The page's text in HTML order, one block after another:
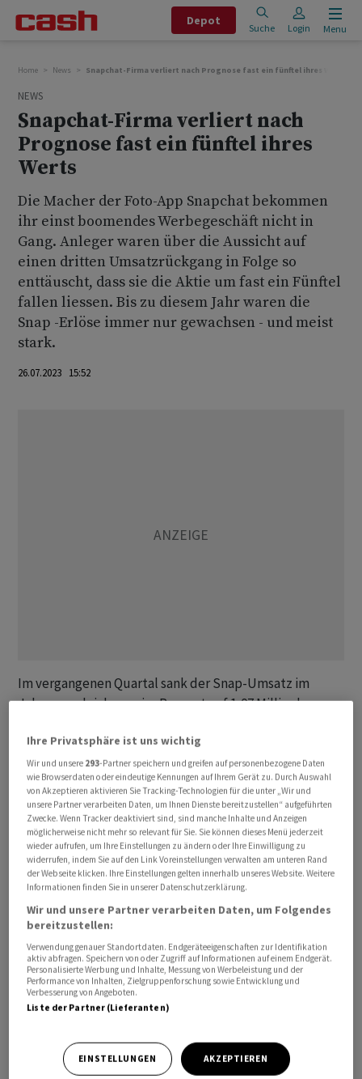
Depot
Suche Login Menu
Home News Snapchat-Firma verliert nach Prognose fast ein fünftel ihres Werts
NEWS
Snapchat-Firma verliert nach
Prognose fast ein fünftel ihres
Werts
Die Macher der Foto-App Snapchat bekommen
ihr einst boomendes Werbegeschäft nicht in
Gang. Anleger waren über die Aussicht auf
einen dritten Umsatzrückgang in Folge so
enttäuscht, dass sie die Aktie um fast ein Fünftel
fallen liessen. Bis zu diesem Jahr waren die
Snap -Erlöse immer nur gewachsen - und meist
stark.
26.07.2023 15:52
Im vergangenen Quartal sank der Snap-Umsatz im
Jahresvergleich um vier Prozent auf 1,07 Milliarden
Analysten - verfehlte sie jedoch mit der Prognose von
1,07 bis 1,13 Milliarden Dollar für das laufende Quartal.
Denn die Zahlen bedeuten allenfalls stagnierende
Erlöse. Die Aktie fiel im frühen US-Handel um 19
Prozent.
Snap wurde zuletzt vom allgemeinen Abschwung bei
Online-Werbung wegen Konjunktursorgen hart
getroffen. Google und der Facebook-Konzern Meta
kamen als Platzhirsche besser durch diese
Schwächephase. Unterm Strich gab es einen Verlust von
377 Millionen Dollar nach roten Zahlen von 422 Millionen
Dollar vor einem Jahr.
Schutz der Privatsphäre auf dem iPhone die Anzeigen-
Modelle vieler Apps durcheinander. App-Entwickler wie
Ihre Privatsphäre ist uns wichtig
Wir und unsere 293-Partner speichern und greifen auf personenbezogene Daten
wie Browserdaten oder eindeutige Kennungen auf Ihrem Gerät zu. Durch Auswahl
von Akzeptieren aktivieren Sie Tracking-Technologien für die unter „Wir und
unsere Partner verarbeiten Daten, um Ihnen Dienste bereitzustellen“ aufgeführten
Zwecke. Wenn Tracker deaktiviert sind, sind manche Inhalte und Anzeigen
möglicherweise nicht mehr so relevant für Sie. Sie können dieses Menü jederzeit
wieder aufrufen, um Ihre Einstellungen zu ändern oder Ihre Einwilligung zu
widerrufen, indem Sie auf den Link Voreinstellungen verwalten am unteren Rand
der Webseite klicken. Ihre Einstellungen gelten innerhalb unseres Website. Weitere
Informationen finden Sie in unserer Datenschutzerklärung.
Wir und unsere Partner verarbeiten Daten, um Folgendes
bereitzustellen:
Verwendung genauer Standortdaten. Endgeräteeigenschaften zur Identifikation
aktiv abfragen. Speichern von oder Zugriff auf Informationen auf einem Endgerät.
Personalisierte Werbung und Inhalte, Messung von Werbeleistung und der
Performance von Inhalten, Zielgruppenforschung sowie Entwicklung und
Verbesserung von Angeboten.
Liste der Partner (Lieferanten)
EINSTELLUNGEN AKZEPTIEREN